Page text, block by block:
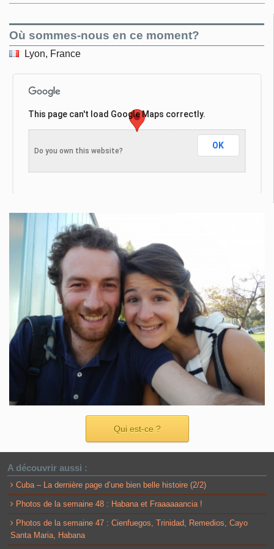
Où sommes-nous en ce moment?
Lyon, France
This page can't load Google Maps correctly.
Do you own this website?
OK
Qui est-ce ?
A découvrir aussi :
Cuba – La dernière page d’une bien belle histoire (2/2)
Photos de la semaine 48 : Habana et Fraaaaaancia !
Photos de la semaine 47 : Cienfuegos, Trinidad, Remedios, Cayo
Santa Maria, Habana